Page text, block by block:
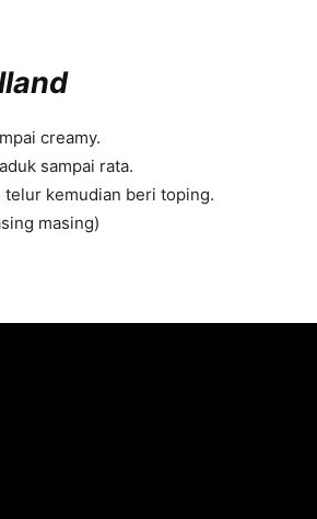
creamy.
sampai rata.
kemudian beri toping.
masing)